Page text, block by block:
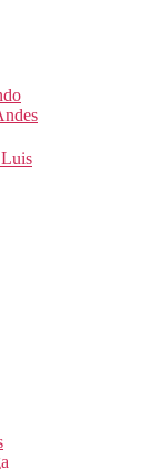
Luis